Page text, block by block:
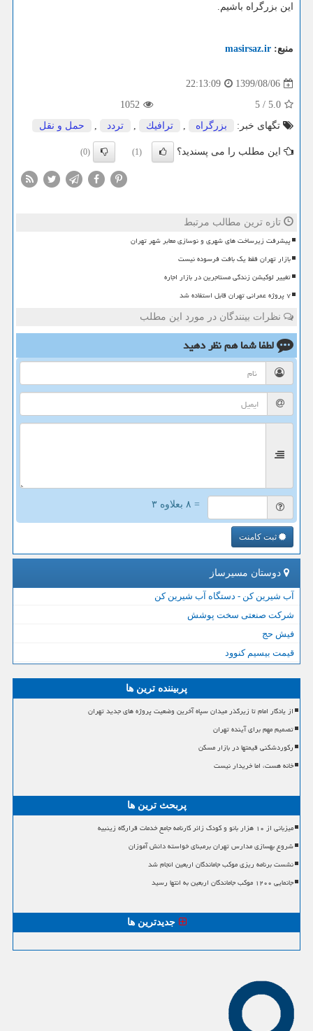
این بزرگراه باشیم.
منبع: masirsaz.ir
1399/08/06
22:13:09
5.0
/
5
1052
تگهای خبر:
بزرگراه , ترافیك , تردد , حمل و نقل
این مطلب را می پسندید؟ (1)
(0)
تازه ترین مطالب مرتبط
پیشرفت زیرساخت های شهری و نوسازی معابر شهر تهران
بازار تهران فقط یک بافت فرسوده نیست
تغییر لوکیشن زندگی مستاجرین در بازار اجاره
۷ پروژه عمرانی تهران قابل استفاده شد
نظرات بینندگان در مورد این مطلب
لطفا شما همنظر دهید
= ۸ بعلاوه ۳
ثبت کامنت
دوستان مسیرساز
آب شیرین کن - دستگاه آب شیرین کن
شرکت صنعتی سخت پوشش
فیش حج
قیمت بیسیم کنوود
پربیننده ترین ها
از یادگار امام تا زیرگذر میدان سپاه آخرین وضعیت پروژه های جدید تهران
تصمیم مهم برای آینده تهران
رکوردشکنی قیمتها در بازار مسکن
خانه هست، اما خریدار نیست
پربحث ترین ها
میزبانی از ۱۰ هزار بانو و کودک زائر کارنامه جامع خدمات قرارگاه زینبیه
شروع بهسازی مدارس تهران برمبنای خواسته دانش آموزان
نشست برنامه ریزی موکب جاماندگان اربعین انجام شد
جانمایی ۱۲۰۰ موکب جاماندگان اربعین به انتها رسید
جدیدترین ها